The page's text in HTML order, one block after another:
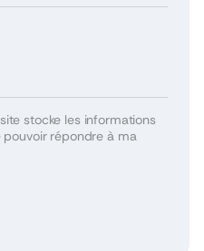
stocke les informations
pouvoir répondre à ma